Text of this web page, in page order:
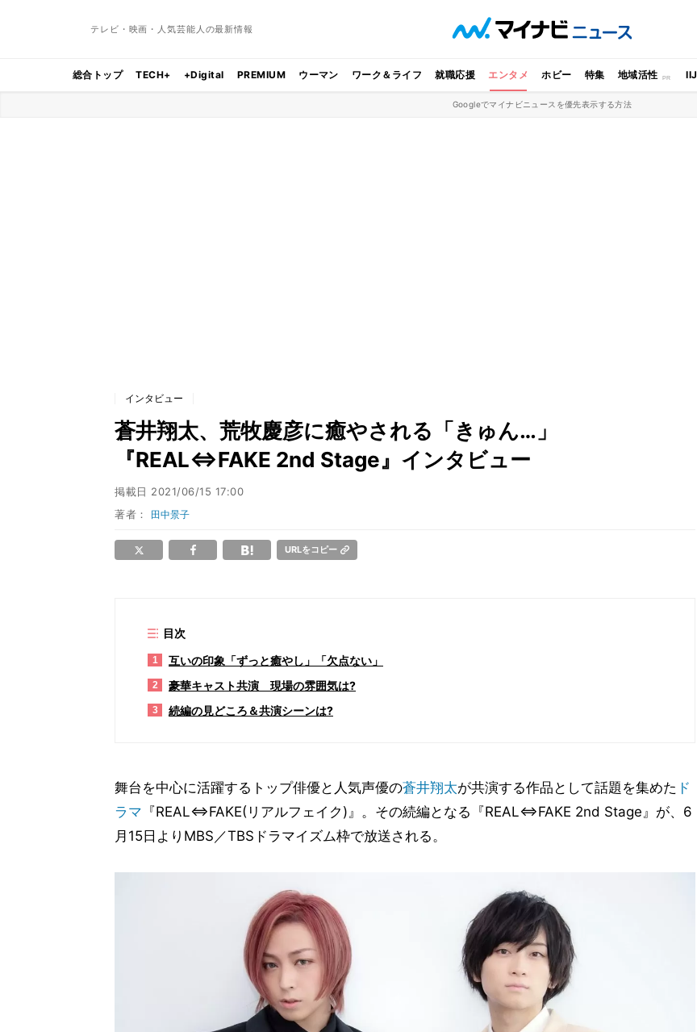
テレビ・映画・人気芸能人の最新情報
総合トップ TECH+ +Digital PREMIUM ウーマン ワーク＆ライフ 就職応援 エンタメ ホビー 特集 地域活性 IIJ
Googleでマイナビニュースを優先表示する方法
インタビュー
蒼井翔太、荒牧慶彦に癒やされる「きゅん…」
『REAL⇔FAKE 2nd Stage』インタビュー
掲載日 2021/06/15 17:00
著者： 田中景子
URLをコピー
目次
1 互いの印象「ずっと癒やし」「欠点ない」
2 豪華キャスト共演 現場の雰囲気は?
3 続編の見どころ＆共演シーンは?
舞台を中心に活躍するトップ俳優と人気声優の蒼井翔太が共演する作品として話題を集めた ド
ラマ 『REAL⇔FAKE(リアルフェイク)』。その続編となる『REAL⇔FAKE 2nd Stage』が、6
月15日よりMBS／TBSドラマイズム枠で放送される。